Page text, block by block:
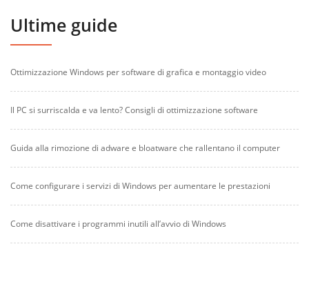
Ultime guide
Ottimizzazione Windows per software di grafica e montaggio video
Il PC si surriscalda e va lento? Consigli di ottimizzazione software
Guida alla rimozione di adware e bloatware che rallentano il computer
Come configurare i servizi di Windows per aumentare le prestazioni
Come disattivare i programmi inutili all’avvio di Windows